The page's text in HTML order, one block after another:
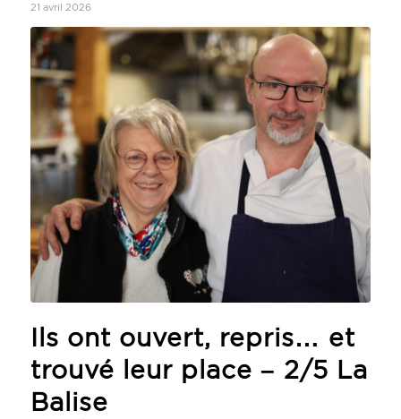
21 avril 2026
Ils ont ouvert, repris… et
trouvé leur place – 2/5 La
Balise